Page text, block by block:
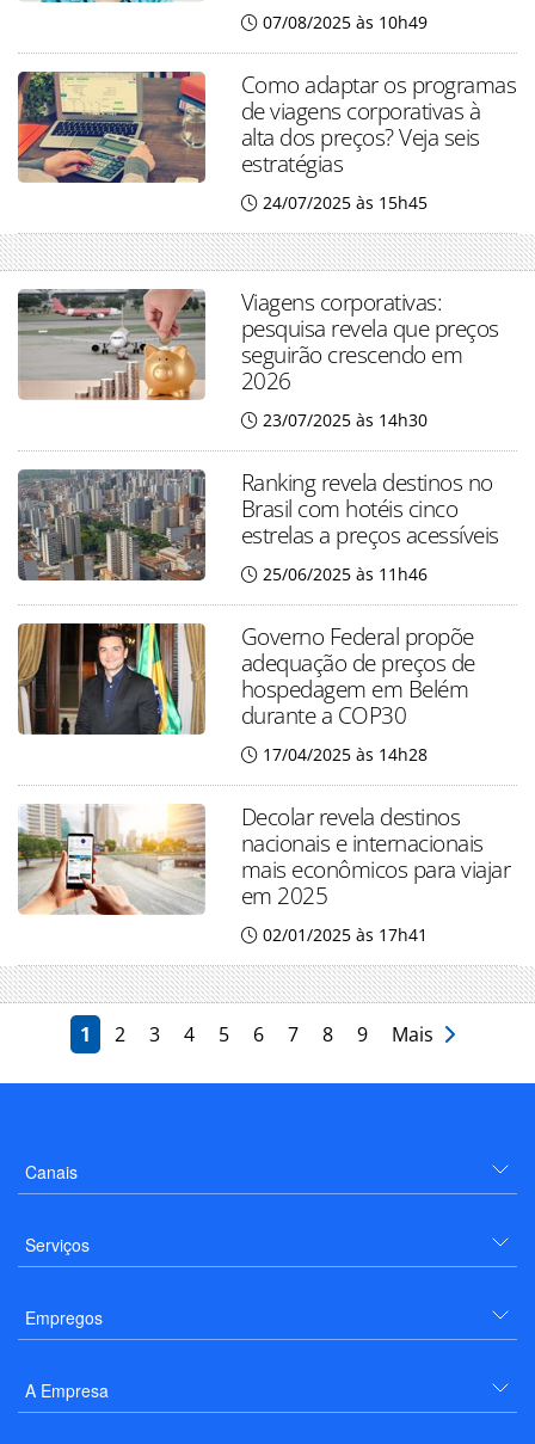
07/08/2025 às 10h49
Como adaptar os programas
de viagens corporativas à
alta dos preços? Veja seis
estratégias
24/07/2025 às 15h45
Viagens corporativas:
pesquisa revela que preços
seguirão crescendo em
2026
23/07/2025 às 14h30
Ranking revela destinos no
Brasil com hotéis cinco
estrelas a preços acessíveis
25/06/2025 às 11h46
Governo Federal propõe
adequação de preços de
hospedagem em Belém
durante a COP30
17/04/2025 às 14h28
Decolar revela destinos
nacionais e internacionais
mais econômicos para viajar
em 2025
02/01/2025 às 17h41
1 2 3 4 5 6 7 8 9 Mais
Canais
Serviços
Empregos
A Empresa